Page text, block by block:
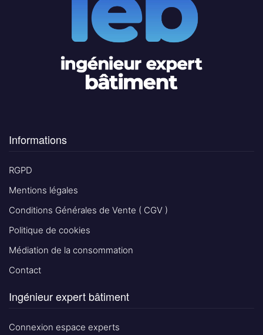
Informations
RGPD
Mentions légales
Conditions Générales de Vente ( CGV )
Politique de cookies
Médiation de la consommation
Contact
Ingénieur expert bâtiment
Connexion espace experts